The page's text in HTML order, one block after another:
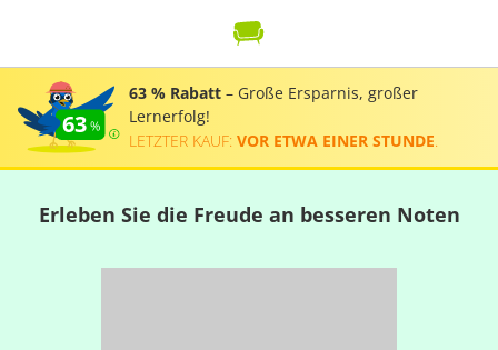
63
63 % Rabatt – Große Ersparnis, großer
Lernerfolg!
LETZTER KAUF: VOR ETWA EINER STUNDE
Erleben Sie die Freude an besseren Noten